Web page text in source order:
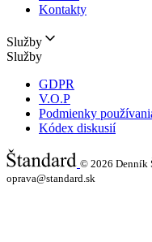
Kontakty
Služby
Služby
GDPR
V.O.P
Podmienky
Kódex diskusií
© 2026 Denník
oprava@standard.sk